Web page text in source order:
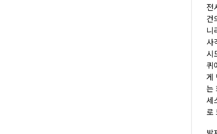
전
건
니
사
시
퀴
게
는
세
로